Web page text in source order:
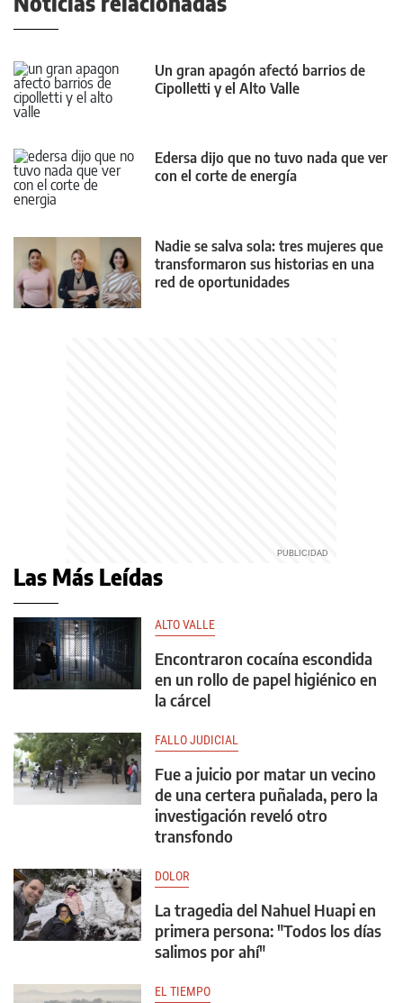
Un gran apagón afectó barrios de
Cipolletti y el Alto Valle
Edersa dijo que no tuvo nada que ver
con el corte de energía
Nadie se salva sola: tres mujeres que
transformaron sus historias en una
red de oportunidades
Las Más Leídas
ALTO VALLE
Encontraron cocaína escondida
en un rollo de papel higiénico en
la cárcel
FALLO JUDICIAL
Fue a juicio por matar un vecino
de una certera puñalada, pero la
investigación reveló otro
transfondo
DOLOR
La tragedia del Nahuel Huapi en
primera persona: "Todos los días
salimos por ahí"
EL TIEMPO